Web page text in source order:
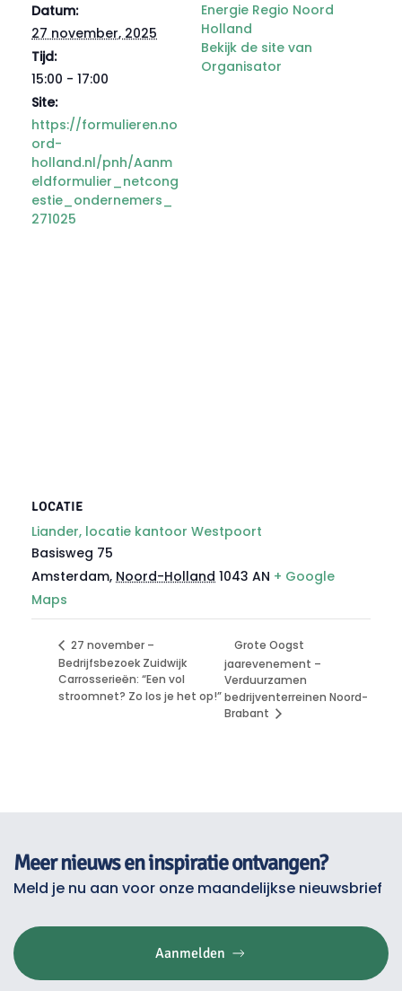
Datum:
27 november, 2025
Tijd:
15:00 - 17:00
Site:
https://formulieren.no
ord-
holland.nl/pnh/Aanm
eldformulier_netcong
estie_ondernemers_
271025
Energie Regio Noord
Holland
Bekijk de site van
Organisator
LOCATIE
Liander, locatie kantoor Westpoort
Basisweg 75
Amsterdam, Noord-Holland 1043 AN + Google
Maps
27 november –
Bedrijfsbezoek Zuidwijk
Carrosserieën: “Een vol
stroomnet? Zo los je het op!”
Grote Oogst
jaarevenement –
Verduurzamen
bedrijventerreinen Noord-
Brabant
Meer nieuws en inspiratie ontvangen?
Meld je nu aan voor onze maandelijkse nieuwsbrief
Aanmelden